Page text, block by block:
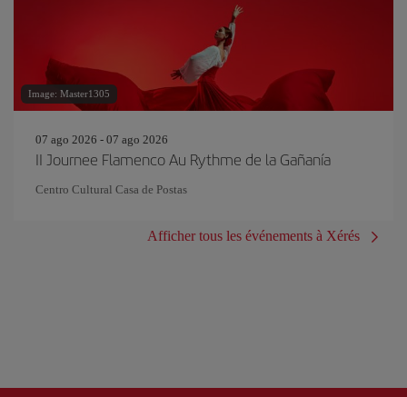
Image: Master1305
07 ago 2026 - 07 ago 2026
II Journee Flamenco Au Rythme de la Gañanía
Centro Cultural Casa de Postas
Afficher tous les événements à Xérés